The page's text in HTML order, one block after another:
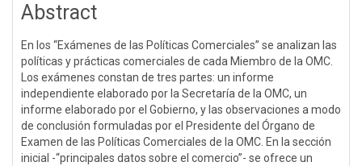
Abstract
En los “Exámenes de las Políticas Comerciales” se analizan las
políticas y prácticas comerciales de cada Miembro de la OMC.
Los exámenes constan de tres partes: un informe
independiente elaborado por la Secretaría de la OMC, un
informe elaborado por el Gobierno, y las observaciones a modo
de conclusión formuladas por el Presidente del Órgano de
Examen de las Políticas Comerciales de la OMC. En la sección
inicial -“principales datos sobre el comercio”- se ofrece un